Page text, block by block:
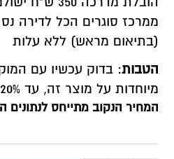
(בתיאום מראש) ללא עלות
הטבות: בדוק עכשיו עם
מיוחדות על מוצר זה, עד 20% הנחה!
המחיר הנקוב מתייחס